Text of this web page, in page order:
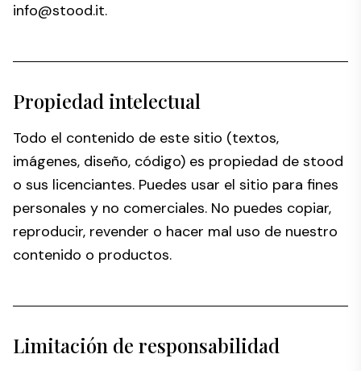
info@stood.it.
Propiedad intelectual
Todo el contenido de este sitio (textos,
imágenes, diseño, código) es propiedad de stood
o sus licenciantes. Puedes usar el sitio para fines
personales y no comerciales. No puedes copiar,
reproducir, revender o hacer mal uso de nuestro
contenido o productos.
Limitación de responsabilidad